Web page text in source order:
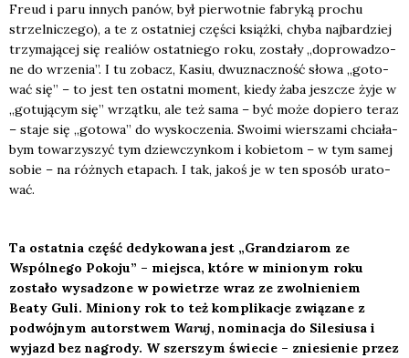
Freud i paru innych panów, był pier­wot­nie fabry­ką pro­chu
strzel­ni­cze­go), a te z ostat­niej czę­ści książ­ki, chy­ba naj­bar­dziej
trzy­ma­ją­cej się realiów ostat­nie­go roku, zosta­ły „dopro­wa­dzo­
ne do wrze­nia”. I tu zobacz, Kasiu, dwu­znacz­ność sło­wa „goto­
wać się” – to jest ten ostat­ni moment, kie­dy żaba jesz­cze żyje w
„gotu­ją­cym się” wrząt­ku, ale też sama – być może dopie­ro teraz
– sta­je się „goto­wa” do wysko­cze­nia. Swo­imi wier­sza­mi chcia­ła­
bym towa­rzy­szyć tym dziew­czyn­kom i kobie­tom – w tym samej
sobie – na róż­nych eta­pach. I tak, jakoś je w ten spo­sób ura­to­
wać.
Ta ostat­nia część dedy­ko­wa­na jest „Gran­dzia­rom ze
Wspól­ne­go Poko­ju” – miej­sca, któ­re w minio­nym roku
zosta­ło wysa­dzo­ne w powie­trze wraz ze zwol­nie­niem
Beaty Guli. Minio­ny rok to też kom­pli­ka­cje zwią­za­ne z
podwój­nym autor­stwem Waruj, nomi­na­cja do Sile­siu­sa i
wyjazd bez nagro­dy. W szer­szym świe­cie – znie­sie­nie przez